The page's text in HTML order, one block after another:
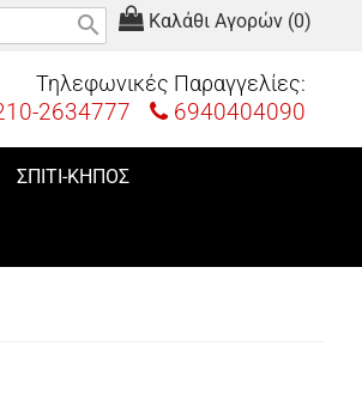
Καλάθι Αγορών (0)
search
Τηλεφωνικές Παραγγελίες:
2634777 6940404090
ΣΠΙΤΙ-ΚΗΠΟΣ